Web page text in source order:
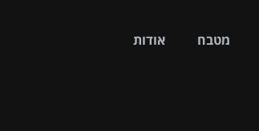
מטבח אודות